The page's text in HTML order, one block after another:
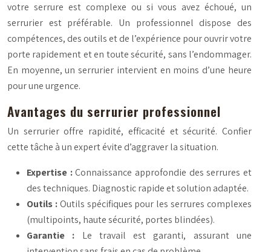
votre serrure est complexe ou si vous avez échoué, un
serrurier est préférable. Un professionnel dispose des
compétences, des outils et de l’expérience pour ouvrir votre
porte rapidement et en toute sécurité, sans l’endommager.
En moyenne, un serrurier intervient en moins d’une heure
pour une urgence.
Avantages du serrurier professionnel
Un serrurier offre rapidité, efficacité et sécurité. Confier
cette tâche à un expert évite d’aggraver la situation.
Expertise :Connaissance approfondie des serrures et
des techniques. Diagnostic rapide et solution adaptée.
Outils :Outils spécifiques pour les serrures complexes
(multipoints, haute sécurité, portes blindées).
Garantie : Le travail est garanti, assurant une